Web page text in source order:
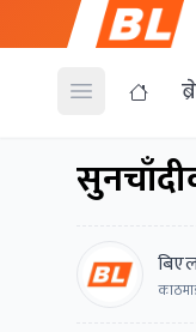
Open menu